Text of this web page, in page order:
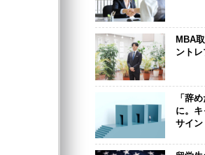
MBA
ント
「辞
に。
サイン